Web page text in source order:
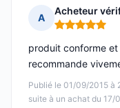
A
Acheteur
Note : 5 sur 5
Publié le 01/09/2015 à
suite à un achat du 17/
produit conforme
recommande